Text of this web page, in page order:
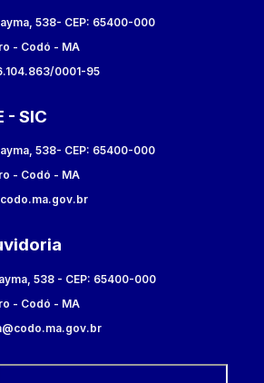
538- CEP: 65400-000
- Codó - MA
0001-95
- SIC
538- CEP: 65400-000
- Codó - MA
538 - CEP: 65400-000
- Codó - MA